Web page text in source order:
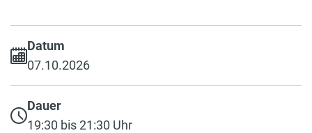
Datum
07.10.2026
Dauer
19:30 bis 21:30 Uhr